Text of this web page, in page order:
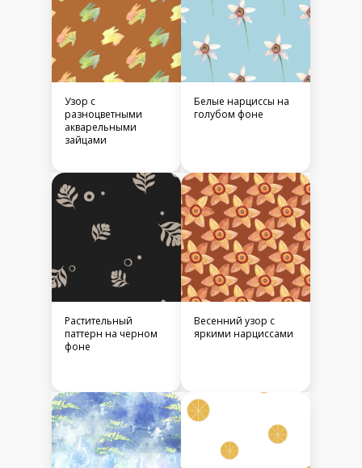
Узор с
разноцветными
акварельными
зайцами
Белые нарциссы на
голубом фоне
Растительный
паттерн на черном
фоне
Весенний узор с
яркими нарциссами